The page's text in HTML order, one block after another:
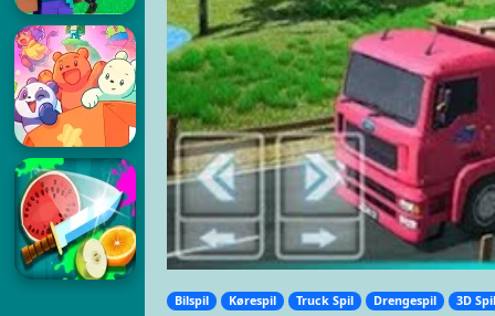
Bilspil Kørespil Truck Spil Drengespil 3D Spil